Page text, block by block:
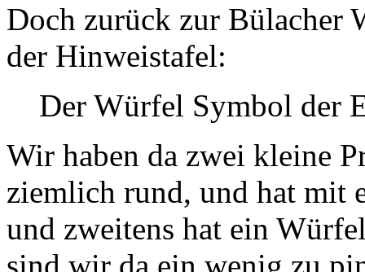
Doch zurück zur Bülacher
der Hinweistafel:
Der Würfel Symbol der
Wir haben da zwei kleine
ziemlich rund, und hat mit
und zweitens hat ein
sind wir da ein wenig zu